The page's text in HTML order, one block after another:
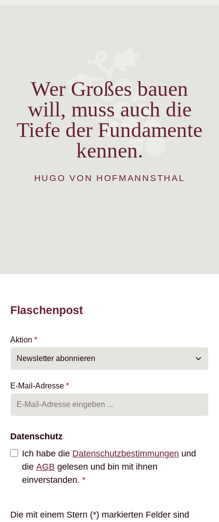
Wer Großes bauen
will, muss auch die
Tiefe der Fundamente
kennen.
HUGO VON HOFMANNSTHAL
Flaschenpost
Aktion *
E-Mail-Adresse *
Datenschutz
Ich habe die Datenschutzbestimmungen und
die AGB gelesen und bin mit ihnen
einverstanden. *
Die mit einem Stern (*) markierten Felder sind